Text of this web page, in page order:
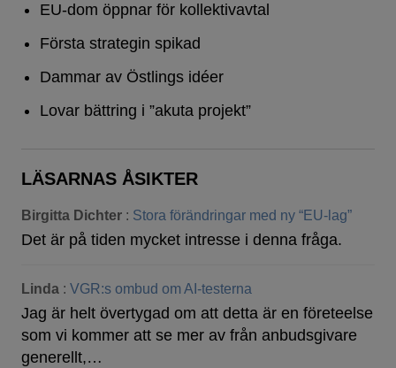
EU-dom öppnar för kollektivavtal
Första strategin spikad
Dammar av Östlings idéer
Lovar bättring i ”akuta projekt”
LÄSARNAS ÅSIKTER
Birgitta Dichter : Stora förändringar med ny “EU-lag”
Det är på tiden mycket intresse i denna fråga.
Linda : VGR:s ombud om AI-testerna
Jag är helt övertygad om att detta är en företeelse
som vi kommer att se mer av från anbudsgivare
generellt,…